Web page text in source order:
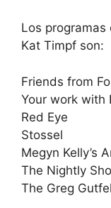
Los
Kat Timpf son:
Friends from
Your work with
Red Eye
Stossel
Megyn Kelly’s
The Nightly
The Greg